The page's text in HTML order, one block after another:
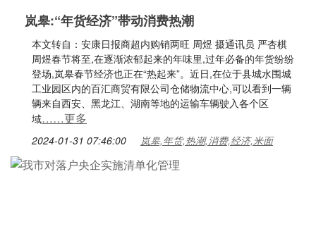
岚皋:“年货经济”带动消费热潮
本文转自：安康日报商超内购销两旺 周煜 摄通讯员 严杏棋
周煜春节将至,在逐渐浓郁起来的年味里,过年必备的年货纷纷
登场,岚皋春节经济也正在“热起来”。近日,在位于县城水围城
工业园区内的百汇商贸有限公司仓储物流中心,可以看到一辆
辆来自西安、黑龙江、湖南等地的运输车辆驶入各个区
域……更多
2024-01-31 07:46:00 岚皋,年货,热潮,消费,经济,米面